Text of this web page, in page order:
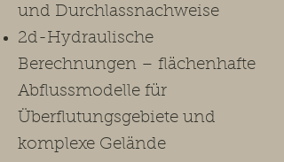
und Durchlassnachweise
2d-Hydraulische
Berechnungen – flächenhafte
Abflussmodelle für
Überflutungsgebiete und
komplexe Gelände